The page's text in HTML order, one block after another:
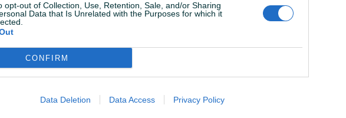
opt-out of Collection, Use, Retention, Sale, and/or Sharing
Data that Is Unrelated with the Purposes for which it
CONFIRM
Data Deletion Data Access Privacy Policy
CB
12 KM
Dostupno odmah
Novo
Dostupno odmah
Novo